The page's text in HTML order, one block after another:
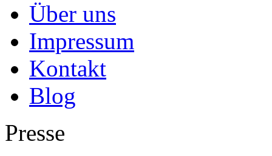
Über uns
Impressum
Kontakt
Blog
Presse